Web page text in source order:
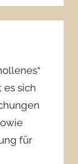
es sich
für